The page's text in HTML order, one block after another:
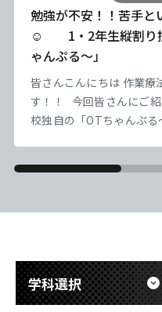
勉強が不安！！苦手と
☺ 1・2年生縦割り
ゃんぷる～」
皆さんこんにちは 作業療
す！！ 今回皆さんにご
校独自の「OTちゃんぷる
しています。 「OTちゃ
ことを目的とした取り組
ベントに取り組んだり
学科選択